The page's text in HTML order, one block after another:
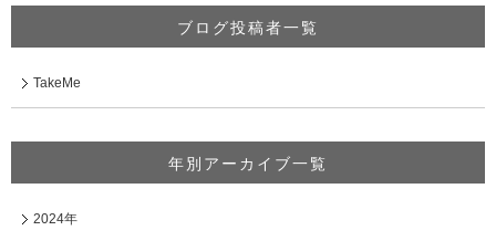
ブログ投稿者一覧
TakeMe
年別アーカイブ一覧
2024年